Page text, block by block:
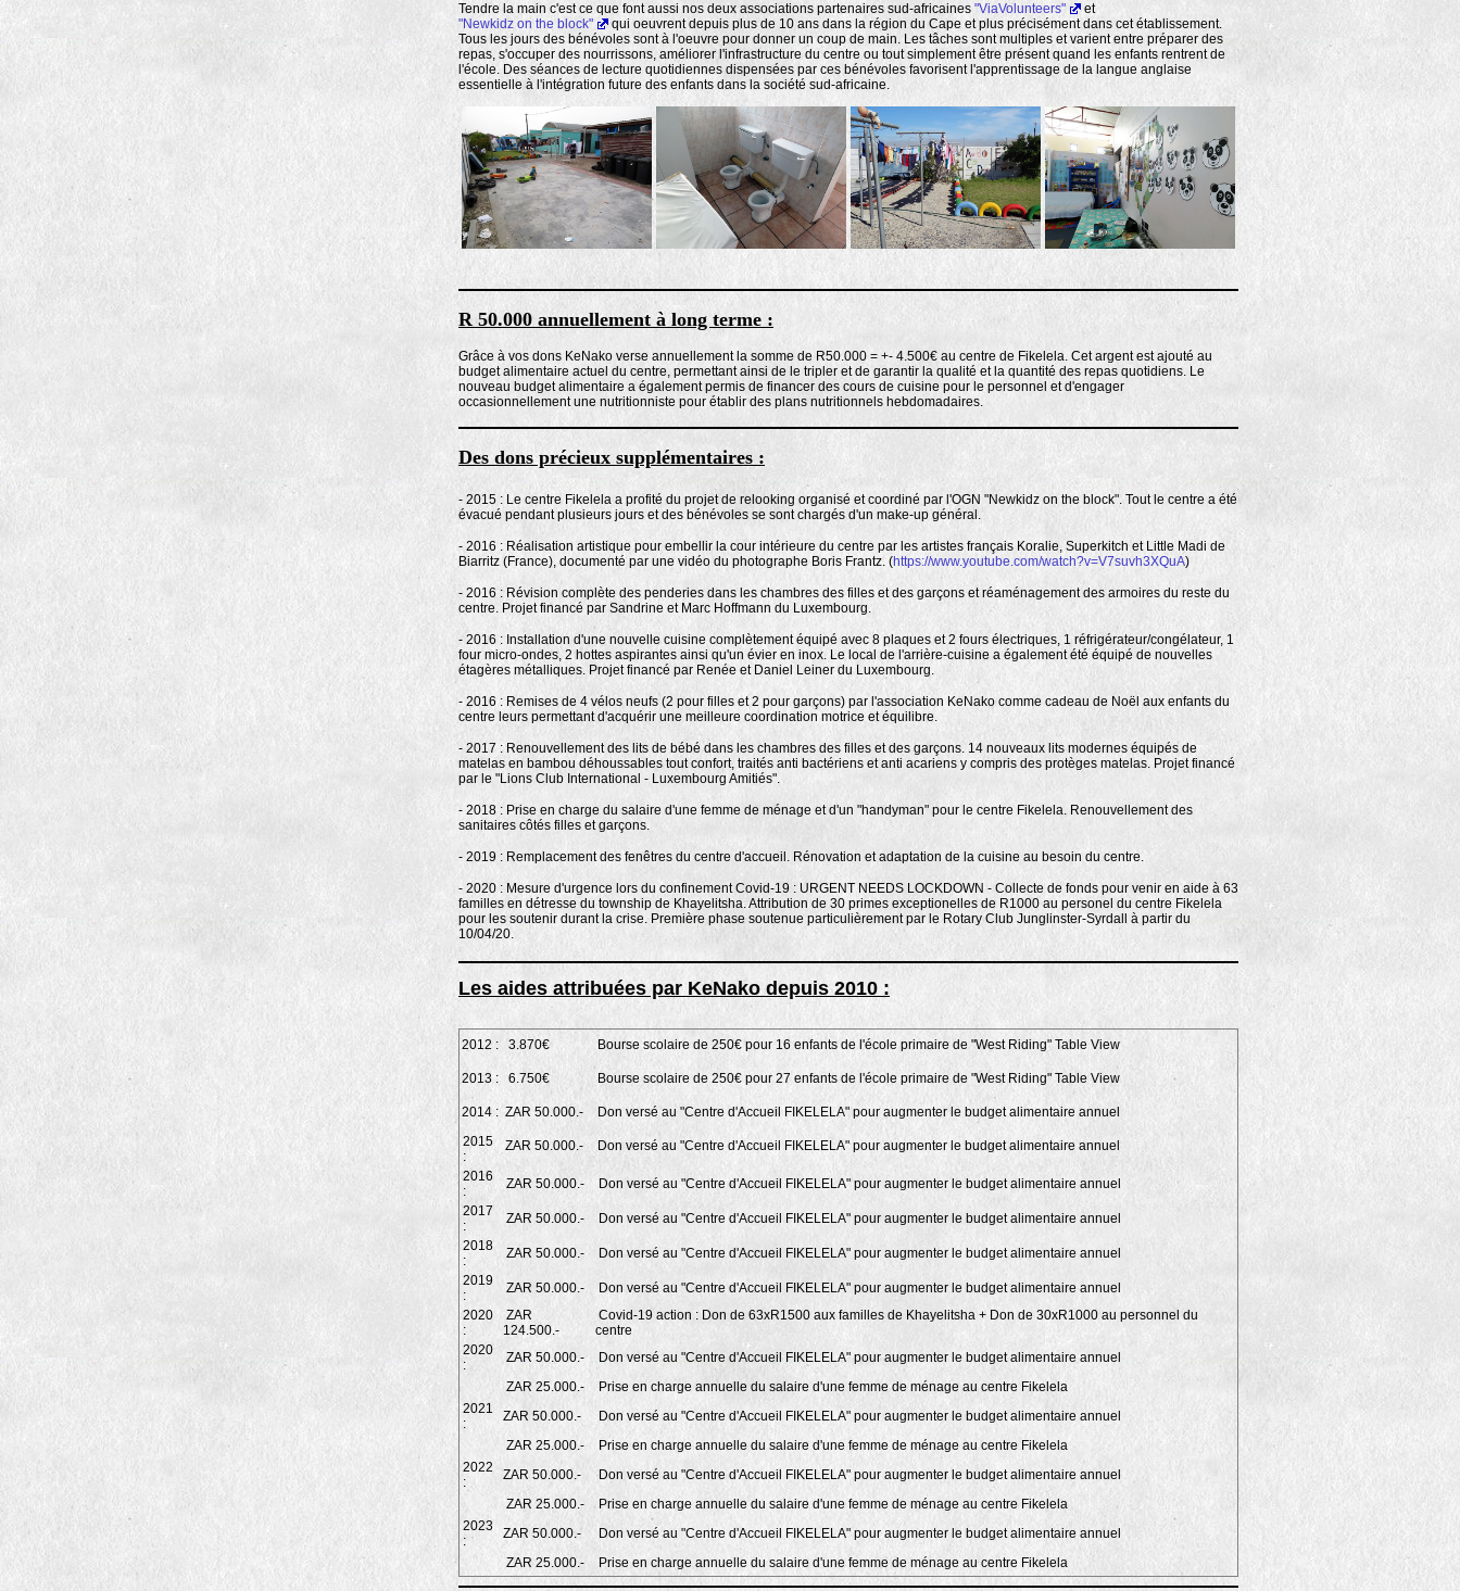
Tendre la main c'est ce que font aussi nos deux associations partenaires sud-africaines "ViaVolunteers"
et
"Newkidz on the block"
qui oeuvrent depuis plus de 10 ans dans la région du Cape et plus précisément dans cet établissement.
Tous les jours des bénévoles sont à l'oeuvre pour donner un coup de main. Les tâches sont multiples et varient entre préparer des
repas, s'occuper des nourrissons, améliorer l'infrastructure du centre ou tout simplement être présent quand les enfants rentrent de
l'école. Des séances de lecture quotidiennes dispensées par ces bénévoles favorisent l'apprentissage de la langue anglaise
essentielle à l'intégration future des enfants dans la société sud-africaine.
R 50.000 annuellement à long terme :
Grâce à vos dons KeNako verse annuellement la somme de R50.000 = +- 4.500€ au centre de Fikelela. Cet argent est ajouté au
budget alimentaire actuel du centre, permettant ainsi de le tripler et de garantir la qualité et la quantité des repas quotidiens. Le
nouveau budget alimentaire a également permis de financer des cours de cuisine pour le personnel et d'engager
occasionnellement une nutritionniste pour établir des plans nutritionnels hebdomadaires.
Des dons précieux supplémentaires :
- 2015 : Le centre Fikelela a profité du projet de relooking organisé et coordiné par l'OGN "Newkidz on the block". Tout le centre a été
évacué pendant plusieurs jours et des bénévoles se sont chargés d'un make-up général.
- 2016 : Réalisation artistique pour embellir la cour intérieure du centre par les artistes français Koralie, Superkitch et Little Madi de
Biarritz (France), documenté par une vidéo du photographe Boris Frantz. (https://www.youtube.com/watch?v=V7suvh3XQuA)
- 2016 : Révision complète des penderies dans les chambres des filles et des garçons et réaménagement des armoires du reste du
centre. Projet financé par Sandrine et Marc Hoffmann du Luxembourg.
- 2016 : Installation d'une nouvelle cuisine complètement équipé avec 8 plaques et2 fours électriques, 1 réfrigérateur/congélateur, 1
four micro-ondes, 2 hottes aspirantes ainsi qu'un évier en inox. Le local de l'arrière-cuisine a également été équipé de nouvelles
étagères métalliques. Projet financé par Renée et Daniel Leiner du Luxembourg.
- 2016 : Remises de 4 vélos neufs (2 pour filles et 2 pour garçons) par l'association KeNako comme cadeau de Noël aux enfants du
centre leurs permettant d'acquérir une meilleure coordination motrice et équilibre.
- 2017 : Renouvellement des lits de bébé dans les chambres des filles et des garçons. 14 nouveaux lits modernes équipés de
matelas en bambou déhoussables tout confort, traités anti bactériens et anti acariens y compris des protèges matelas. Projet financé
par le "Lions Club International - Luxembourg Amitiés".
- 2018 : Prise en charge du salaire d'une femme de ménage et d'un "handyman" pour le centre Fikelela. Renouvellement des
sanitaires côtés filles et garçons.
- 2019 : Remplacement des fenêtres du centre d'accueil. Rénovation et adaptation de la cuisine au besoin du centre.
- 2020 : Mesure d'urgence lors du confinement Covid-19 : URGENT NEEDS LOCKDOWN - Collecte de fonds pour venir en aide à 63
familles en détresse du township de Khayelitsha. Attribution de 30 primes exceptionelles de R1000 au personel du centre Fikelela
pour les soutenir durant la crise. Première phase soutenue particulièrement par le Rotary Club Junglinster-Syrdall à partir du
10/04/20.
Les aides attribuées par KeNako depuis 2010 :
2012 : 3.870€ Bourse scolaire de 250€ pour 16 enfants de l'école primaire de "West Riding" Table View
2013 : 6.750€ Bourse scolaire de 250€ pour 27 enfants de l'école primaire de "West Riding" Table View
2014 : ZAR 50.000.-
Don versé au "Centre d'Accueil FIKELELA" pour augmenter le budget alimentaire annuel
2015
:
ZAR 50.000.-
Don versé au "Centre d'Accueil FIKELELA" pour augmenter le budget alimentaire annuel
2016
:
ZAR 50.000.-
Don versé au "Centre d'Accueil FIKELELA" pour augmenter le budget alimentaire annuel
2017
:
ZAR 50.000.-
Don versé au "Centre d'Accueil FIKELELA" pour augmenter le budget alimentaire annuel
2018
:
ZAR 50.000.-
Don versé au "Centre d'Accueil FIKELELA" pour augmenter le budget alimentaire annuel
2019
:
ZAR 50.000.-
Don versé au "Centre d'Accueil FIKELELA" pour augmenter le budget alimentaire annuel
2020
:
ZAR
124.500.-
Covid-19 action : Don de 63xR1500 aux familles de Khayelitsha + Don de 30xR1000 au personnel du
centre
2020
:
ZAR 50.000.-
Don versé au "Centre d'Accueil FIKELELA" pour augmenter le budget alimentaire annuel
ZAR 25.000.-
Prise en charge annuelle du salaire d'une femme de ménage au centre Fikelela
2021
:
ZAR 50.000.-
Don versé au "Centre d'Accueil FIKELELA" pour augmenter le budget alimentaire annuel
ZAR 25.000.-
Prise en charge annuelle du salaire d'une femme de ménage au centre Fikelela
2022
:
ZAR 50.000.-
Don versé au "Centre d'Accueil FIKELELA" pour augmenter le budget alimentaire annuel
ZAR 25.000.-
Prise en charge annuelle du salaire d'une femme de ménage au centre Fikelela
2023
:
ZAR 50.000.-
Don versé au "Centre d'Accueil FIKELELA" pour augmenter le budget alimentaire annuel
ZAR 25.000.-
Prise en charge annuelle du salaire d'une femme de ménage au centre Fikelela